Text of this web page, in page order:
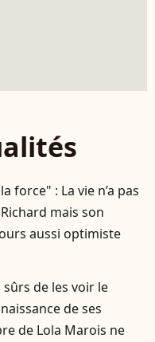
force" : La vie n’a pas
mais son
aussi optimiste
de les voir le
de ses
de Lola Marois ne